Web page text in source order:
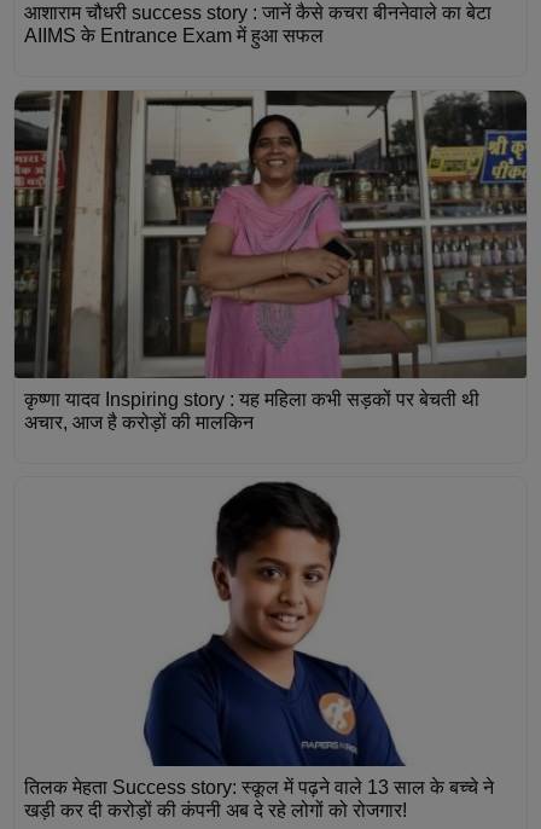
आशाराम चौधरी success story : जानें कैसे कचरा बीननेवाले का बेटा
AIIMS के Entrance Exam में हुआ सफल
कृष्णा यादव Inspiring story : यह महिला कभी सड़कों पर बेचती थी
अचार, आज है करोड़ों की मालकिन
तिलक मेहता Success story: स्कूल में पढ़ने वाले 13 साल के बच्चे ने
खड़ी कर दी करोड़ों की कंपनी अब दे रहे लोगों को रोजगार!